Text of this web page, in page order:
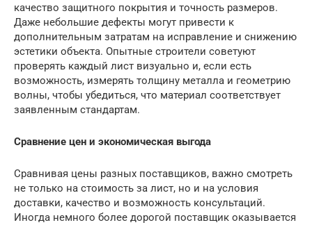
качество защитного покрытия и точность размеров.
Даже небольшие дефекты могут привести к
дополнительным затратам на исправление и снижению
эстетики объекта. Опытные строители советуют
проверять каждый лист визуально и, если есть
возможность, измерять толщину металла и геометрию
волны, чтобы убедиться, что материал соответствует
заявленным стандартам.
Сравнение цен и экономическая выгода
Сравнивая цены разных поставщиков, важно смотреть
не только на стоимость за лист, но и на условия
доставки, качество и возможность консультаций.
Иногда немного более дорогой поставщик оказывается